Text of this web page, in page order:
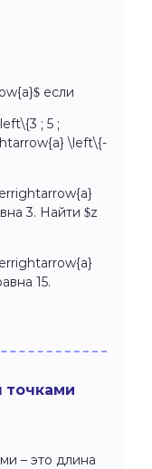
если
; 5 ;
\left\{-
3. Найти $z
15.
точками
– это длина